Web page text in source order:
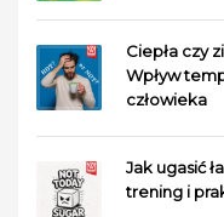
Ciepła czy
Wpływ
człowieka
Jak ugasić
trening i